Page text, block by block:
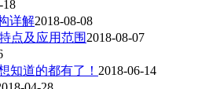
18
详解2018-08-08
点及应用范围2018-08-07
知道的都有了！ 2018-06-14